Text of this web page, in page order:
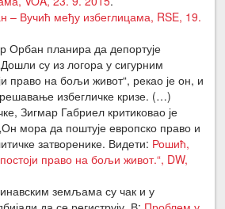
– Вучић међу избеглицама, RSE, 19.
Орбан планира да депортује
су из логора у сигурним
право на бољи живот“, рекао је он, и
решавање избегличке кризе. (…)
Зигмар Габриел критиковао је
мора да поштује европско право и
затворенике. Видети: Рошић,
право на бољи живот.“, DW,
земљама су чак и у